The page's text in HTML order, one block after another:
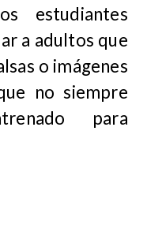
estudiantes
a adultos que
o imágenes
no siempre
para